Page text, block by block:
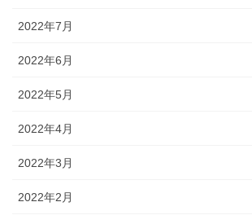
2022年7月
2022年6月
2022年5月
2022年4月
2022年3月
2022年2月